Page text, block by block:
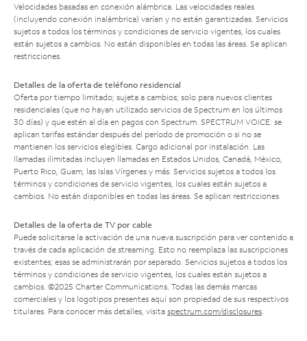
Velocidades basadas en conexión alámbrica. Las velocidades reales
(incluyendo conexión inalámbrica) varían y no están garantizadas. Servicios
sujetos a todos los términos y condiciones de servicio vigentes, los cuales
están sujetos a cambios. No están disponibles en todas las áreas. Se aplican
restricciones.
Detalles de la oferta de teléfono residencial
Oferta por tiempo limitado; sujeta a cambios; solo para nuevos clientes
residenciales (que no hayan utilizado servicios de Spectrum en los últimos
30 días) y que estén al día en pagos con Spectrum. SPECTRUM VOICE: se
aplican tarifas estándar después del período de promoción o si no se
mantienen los servicios elegibles. Cargo adicional por instalación. Las
llamadas ilimitadas incluyen llamadas en Estados Unidos, Canadá, México,
Puerto Rico, Guam, las Islas Vírgenes y más. Servicios sujetos a todos los
términos y condiciones de servicio vigentes, los cuales están sujetos a
cambios. No están disponibles en todas las áreas. Se aplican restricciones.
Detalles de la oferta de TV por cable
Puede solicitarse la activación de una nueva suscripción para ver contenido a
través de cada aplicación de streaming. Esto no reemplaza las suscripciones
existentes; esas se administrarán por separado. Servicios sujetos a todos los
términos y condiciones de servicio vigentes, los cuales están sujetos a
cambios. ©2025 Charter Communications. Todas las demás marcas
comerciales y los logotipos presentes aquí son propiedad de sus respectivos
titulares. Para conocer más detalles, visita spectrum.com/disclosures